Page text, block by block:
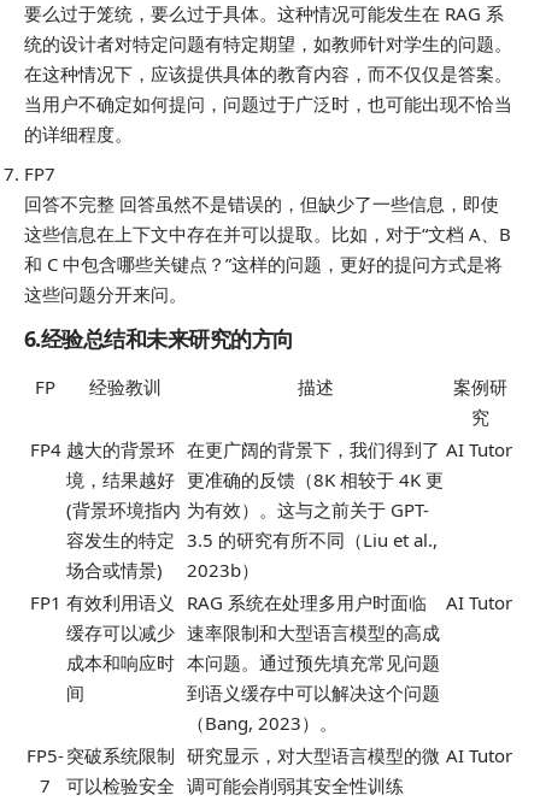
要么过于笼统，要么过于具体。这种情况可能发生在 RAG 系
统的设计者对特定问题有特定期望，如教师针对学生的问题。
在这种情况下，应该提供具体的教育内容，而不仅仅是答案。
当用户不确定如何提问，问题过于广泛时，也可能出现不恰当
的详细程度。
FP7
回答不完整 回答虽然不是错误的，但缺少了一些信息，即使
这些信息在上下文中存在并可以提取。比如，对于“文档 A、B
和 C 中包含哪些关键点？”这样的问题，更好的提问方式是将
这些问题分开来问。
6.经验总结和未来研究的方向
FP 经验教训 描述
案例研
究
FP4 越大的背景环
境，结果越好
(背景环境指内
容发生的特定
场合或情景)
在更广阔的背景下，我们得到了
更准确的反馈（8K 相较于 4K 更
为有效）。这与之前关于 GPT-
3.5 的研究有所不同（Liu et al.,
2023b）
AI Tutor
FP1 有效利用语义
缓存可以减少
成本和响应时
间
RAG 系统在处理多用户时面临
速率限制和大型语言模型的高成
本问题。通过预先填充常见问题
到语义缓存中可以解决这个问题
（Bang, 2023）。
AI Tutor
FP5-
7
突破系统限制
可以检验安全
研究显示，对大型语言模型的微
调可能会削弱其安全性训练
AI Tutor